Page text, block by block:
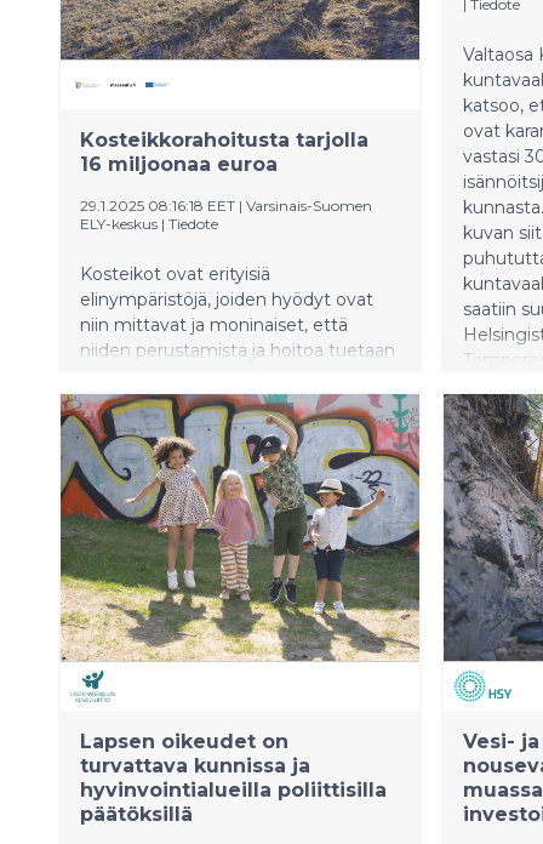
pakkausjätteiden osalta noin 2
prosenttia. Sekä vesi- että jätehuollon
hintakorotuksissa näkyy myös yleisen
kustannustason nousu. HSY:n hallitus
kokouksessaan 10.10.2025.
Kosteikkorahoitusta tarjolla
16 miljoonaa euroa
29.1.2025 08:16:18 EET | Varsinais-Suomen
ELY-keskus | Tiedote
Kosteikot ovat erityisiä
elinympäristöjä, joiden hyödyt ovat
niin mittavat ja moninaiset, että
niiden perustamista ja hoitoa tuetaan
maaseuturahoituksella. Salon
Perniössä sijaitsevalla Kosken
kartanolla kosteikosta on ollut hyötyä
sekä ympäristölle että maataloudelle.
| Tiedote
Valtaosa
katsoo,
ovat
vastasi
kuvan
saatiin
Lapsen oikeudet on
turvattava kunnissa ja
hyvinvointialueilla poliittisilla
päätöksillä
Vesi-